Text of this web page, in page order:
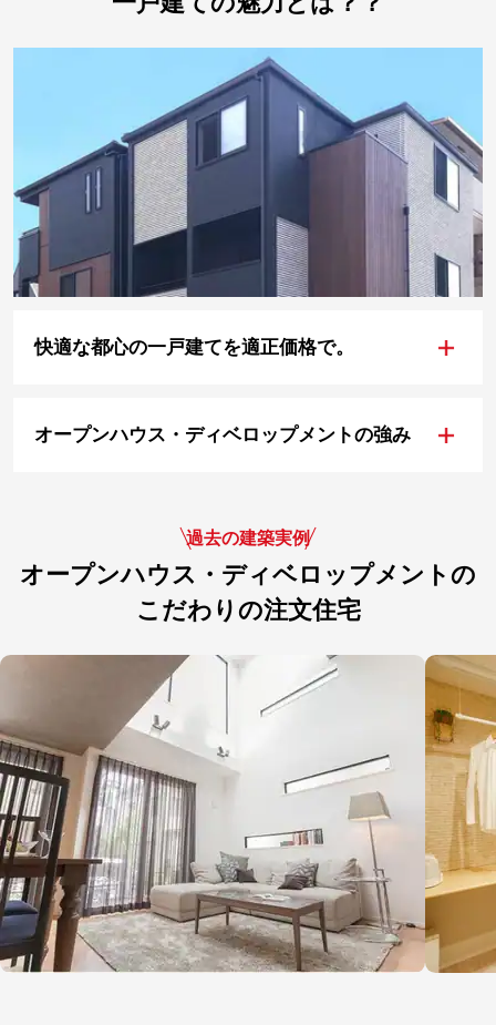
快適な都心の一戸建てを適正価格で。 +
オープンハウス・ディベロップメントの強み +
過去の建築実例
オープンハウス・ディベロップメントの
こだわりの注文住宅